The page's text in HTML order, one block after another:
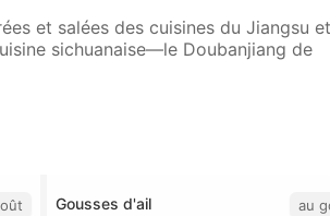
et salées des cuisines du Jiangsu
sichuanaise—le Doubanjiang de
Gousses d'ail au